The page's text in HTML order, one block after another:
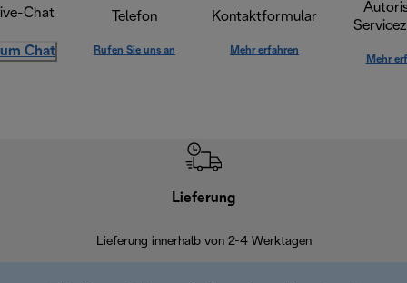
Chat
Chat
Telefon
Rufen Sie uns an
Kontaktformular
Mehr erfahren
Mehr
Lieferung
Lieferung innerhalb von 2-4 Werktagen